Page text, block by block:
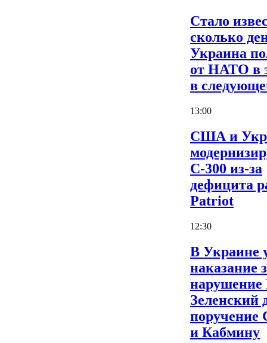
Стало
сколько
Украина
от НАТО в
в
13:00
США и
С-300 из-за
дефицита
Patriot
12:30
В Украине
наказание
Зеленский
и Кабмину